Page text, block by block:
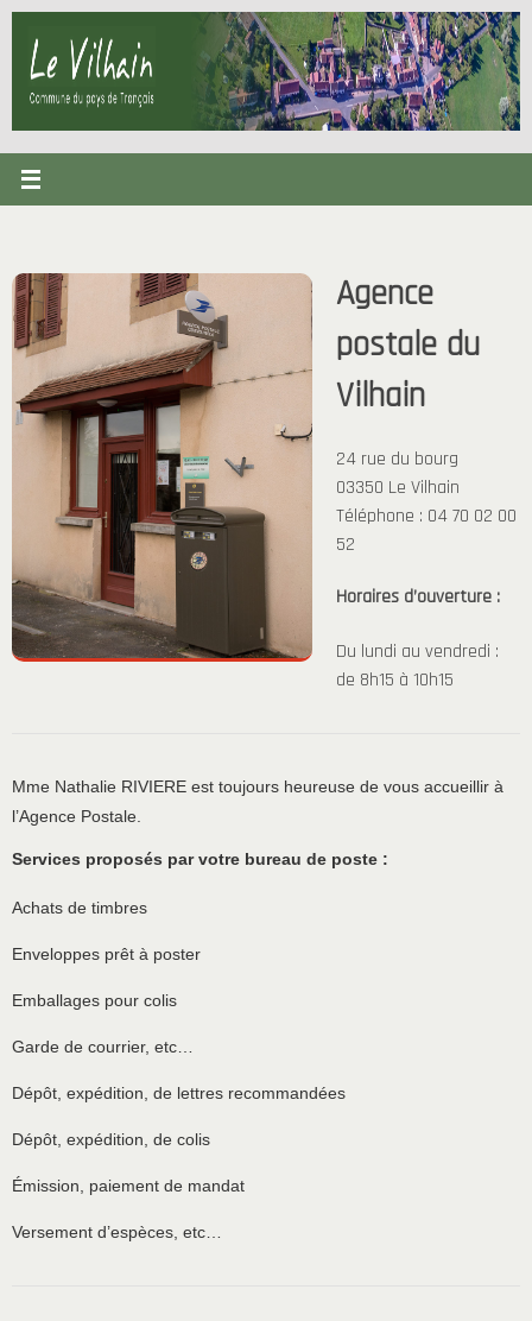
Passer
contenu
Agence
postale du
Vilhain
24 rue du bourg
03350 Le Vilhain
Téléphone : 04 70 02 00
52
Horaires d’ouverture :
Du lundi au vendredi :
de 8h15 à 10h15
Mme Nathalie RIVIERE est toujours heureuse de vous accueillir à
l’Agence Postale.
Services proposés par votre bureau de poste :
Achats de timbres
Enveloppes prêt à poster
Emballages pour colis
Garde de courrier, etc…
Dépôt, expédition, de lettres recommandées
Dépôt, expédition, de colis
Émission, paiement de mandat
Versement d’espèces, etc…